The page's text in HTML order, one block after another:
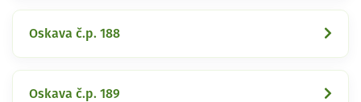
Oskava č.p. 188
Oskava č.p. 189